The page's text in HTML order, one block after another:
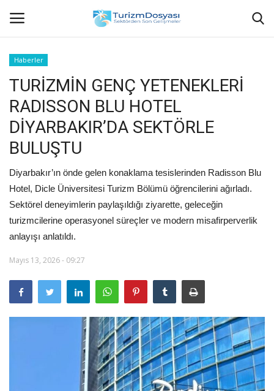
Anasayfa
Bize Ulaşın
Künye
Halil ÖNCÜ kimdir?
KVKK Aydınlatma Metni
Haberler
Araştırma - İnceleme
Lezzet Durakları
Haberler
TURİZMİN GENÇ YETENEKLERİ
RADISSON BLU HOTEL
DİYARBAKIR’DA SEKTÖRLE
BULUŞTU
Diyarbakır’ın önde gelen konaklama tesislerinden Radisson Blu
Hotel, Dicle Üniversitesi Turizm Bölümü öğrencilerini ağırladı.
Sektörel deneyimlerin paylaşıldığı ziyarette, geleceğin
turizmcilerine operasyonel süreçler ve modern misafirperverlik
anlayışı anlatıldı.
Mayıs 13, 2026 - 09:27